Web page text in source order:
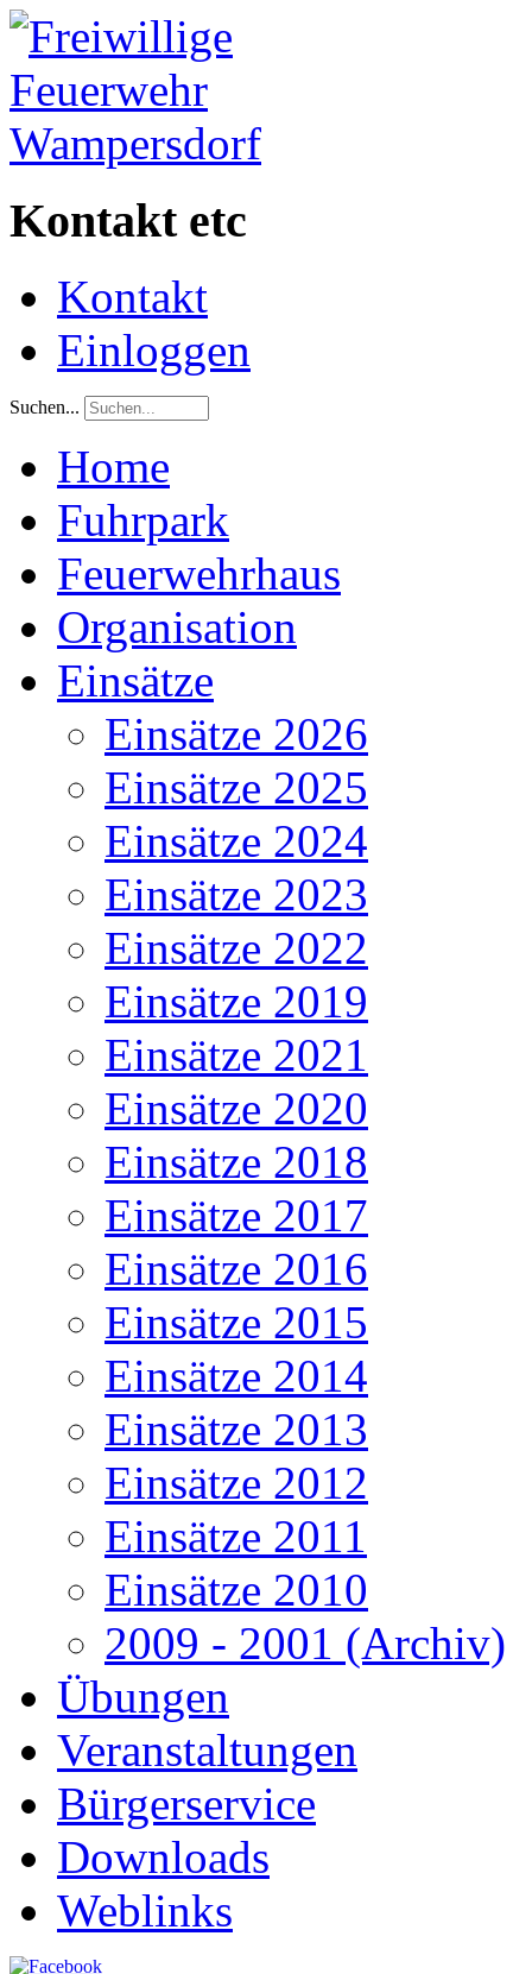
Kontakt etc
Kontakt
Einloggen
Suchen...
Home
Fuhrpark
Feuerwehrhaus
Organisation
Einsätze
Einsätze 2026
Einsätze 2025
Einsätze 2024
Einsätze 2023
Einsätze 2022
Einsätze 2019
Einsätze 2021
Einsätze 2020
Einsätze 2018
Einsätze 2017
Einsätze 2016
Einsätze 2015
Einsätze 2014
Einsätze 2013
Einsätze 2012
Einsätze 2011
Einsätze 2010
2009 - 2001 (Archiv)
Übungen
Veranstaltungen
Bürgerservice
Downloads
Weblinks